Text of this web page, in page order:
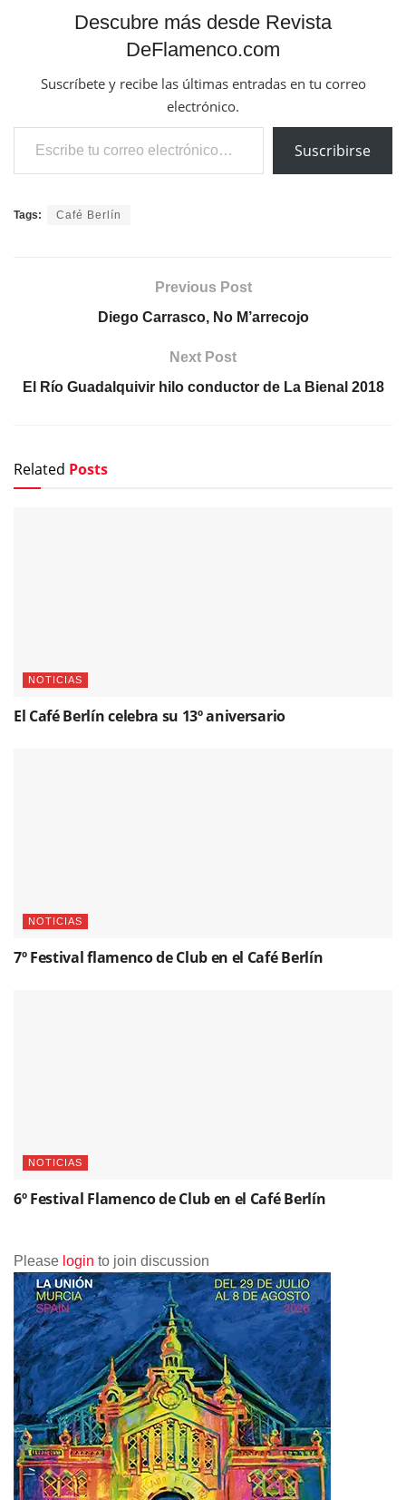
Descubre más desde Revista
DeFlamenco.com
Suscríbete y recibe las últimas entradas en tu correo
electrónico.
Escribe tu correo electrónico…
Suscribirse
Tags: Café Berlín
Previous Post
Diego Carrasco, No M’arrecojo
Next Post
El Río Guadalquivir hilo conductor de La Bienal 2018
Related Posts
NOTICIAS
El Café Berlín celebra su 13º aniversario
NOTICIAS
7º Festival flamenco de Club en el Café Berlín
NOTICIAS
6º Festival Flamenco de Club en el Café Berlín
Please login to join discussion